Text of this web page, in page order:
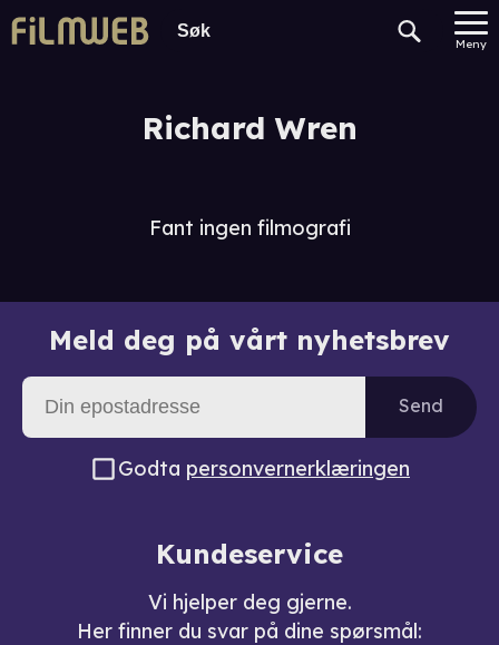
Meny
Richard Wren
Fant ingen filmografi
Meld deg på vårt nyhetsbrev
Send
Godta personvernerklæringen
Kundeservice
Vi hjelper deg gjerne.
Her finner du svar på dine spørsmål: